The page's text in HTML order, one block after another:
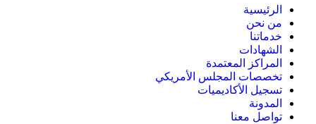
الرئيسية
من نحن
خدماتنا
الشهادات
المراكز المعتمدة
تخصصات المجلس الأمريكي
تسجيل الأكاديميات
المدونة
تواصل معنا